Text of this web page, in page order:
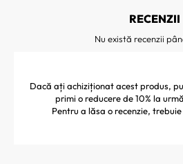
RECENZII
Nu există recenzii
Dacă ați achiziționat acest produs,
primi o reducere de 10% la
Pentru a lăsa o recenzie,